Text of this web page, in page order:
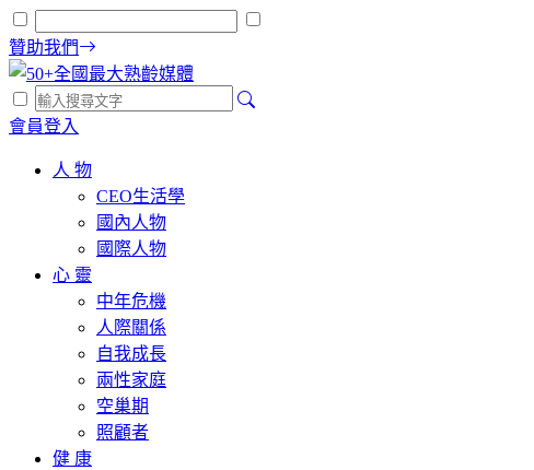
贊助我們
會員登入
人 物
CEO生活學
國內人物
國際人物
心 靈
中年危機
人際關係
自我成長
兩性家庭
空巢期
照顧者
健 康